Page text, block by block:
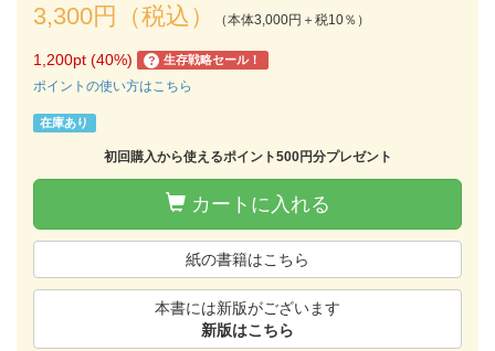
3,300円（税込） （本体3,000円＋税10％）
1,200pt (40%) ? 生存戦略セール！
ポイントの使い方はこちら
在庫あり
初回購入から使えるポイント500円分プレゼント
カートに入れる
紙の書籍はこちら
本書には新版がございます
新版はこちら